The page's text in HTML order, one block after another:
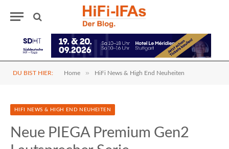
DU BIST HIER: Home » HiFi News & High End Neuheiten
HIFI NEWS & HIGH END NEUHEITEN
Neue PIEGA Premium Gen2